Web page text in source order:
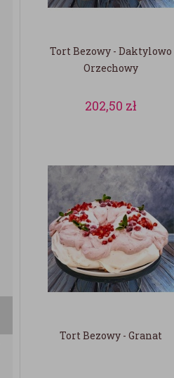
Tort Bezowy - Daktylowo
Orzechowy
202,50 zł
Tort Bezowy - Granat